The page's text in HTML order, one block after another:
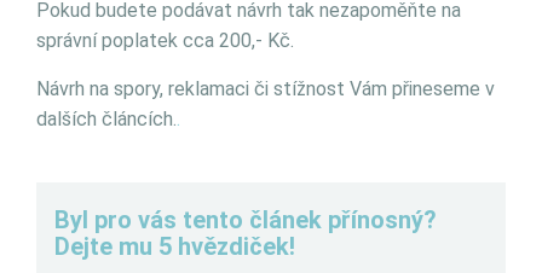
Pokud budete podávat návrh tak nezapoměňte na
správní poplatek cca 200,- Kč.
Návrh na spory, reklamaci či stížnost Vám přineseme v
dalších článcích..
Byl pro vás tento článek přínosný?
Dejte mu 5 hvězdiček!